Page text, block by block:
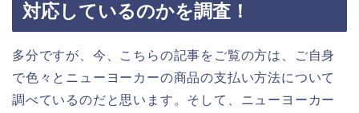
対応しているのかを調査！
多分ですが、今、こちらの記事をご覧の方は、ご自身
で色々とニューヨーカーの商品の支払い方法について
調べているのだと思います。そして、ニューヨーカー